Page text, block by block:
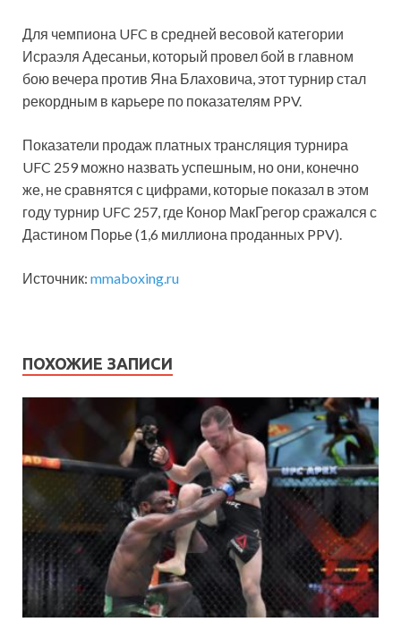
Для чемпиона UFC в средней весовой категории
Исраэля Адесаньи, который провел бой в главном
бою вечера против Яна Блаховича, этот турнир стал
рекордным в карьере по показателям PPV.
Показатели продаж платных трансляция турнира
UFC 259 можно назвать успешным, но они, конечно
же, не сравнятся с цифрами, которые показал в этом
году турнир UFC 257, где Конор МакГрегор сражался с
Дастином Порье (1,6 миллиона проданных PPV).
Источник: mmaboxing.ru
ПОХОЖИЕ ЗАПИСИ